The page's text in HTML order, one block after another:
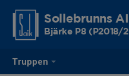
Truppen
Sollebrunns
Bjärke P8 (P2018/